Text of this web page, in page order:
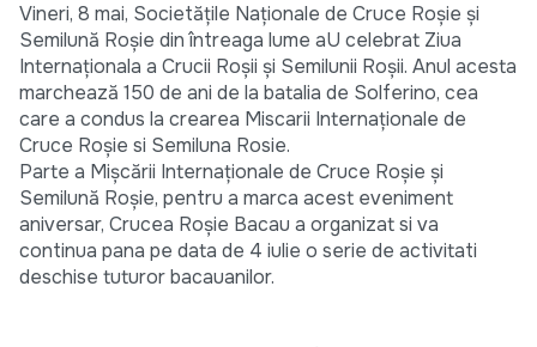
Vineri, 8 mai, Societăţile Naţionale de Cruce Roşie şi
Semilună Roşie din întreaga lume aU celebrat Ziua
Internaţionala a Crucii Roşii şi Semilunii Roşii. Anul acesta
marchează 150 de ani de la batalia de Solferino, cea
care a condus la crearea Miscarii Internaţionale de
Cruce Roşie si Semiluna Rosie.
Parte a Mişcării Internaţionale de Cruce Roşie şi
Semilună Roşie, pentru a marca acest eveniment
aniversar, Crucea Roşie Bacau a organizat si va
continua pana pe data de 4 iulie o serie de activitati
deschise tuturor bacauanilor.